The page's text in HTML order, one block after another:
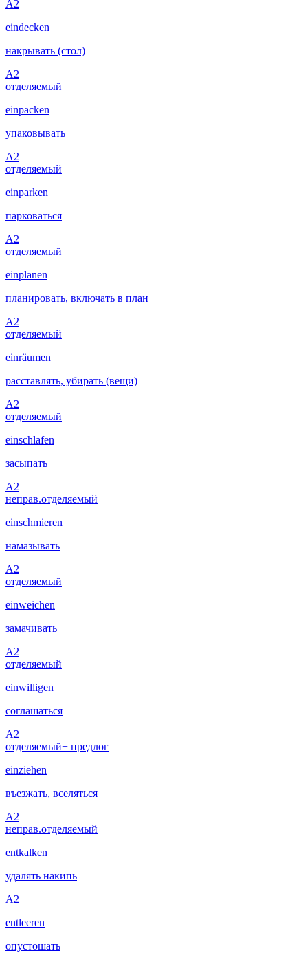
A2
eindecken
накрывать (стол)
A2
отделяемый
einpacken
упаковывать
A2
отделяемый
einparken
парковаться
A2
отделяемый
einplanen
планировать, включать в план
A2
отделяемый
einräumen
расставлять, убирать (вещи)
A2
отделяемый
einschlafen
засыпать
A2
неправ.отделяемый
einschmieren
намазывать
A2
отделяемый
einweichen
замачивать
A2
отделяемый
einwilligen
соглашаться
A2
отделяемый+ предлог
einziehen
въезжать, вселяться
A2
неправ.отделяемый
entkalken
удалять накипь
A2
entleeren
опустошать